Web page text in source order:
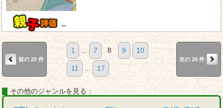
－
前の 20 件
1 ... 7 8 9 10
11 ... 17
次の 20 件
その他のジャンルを見る：